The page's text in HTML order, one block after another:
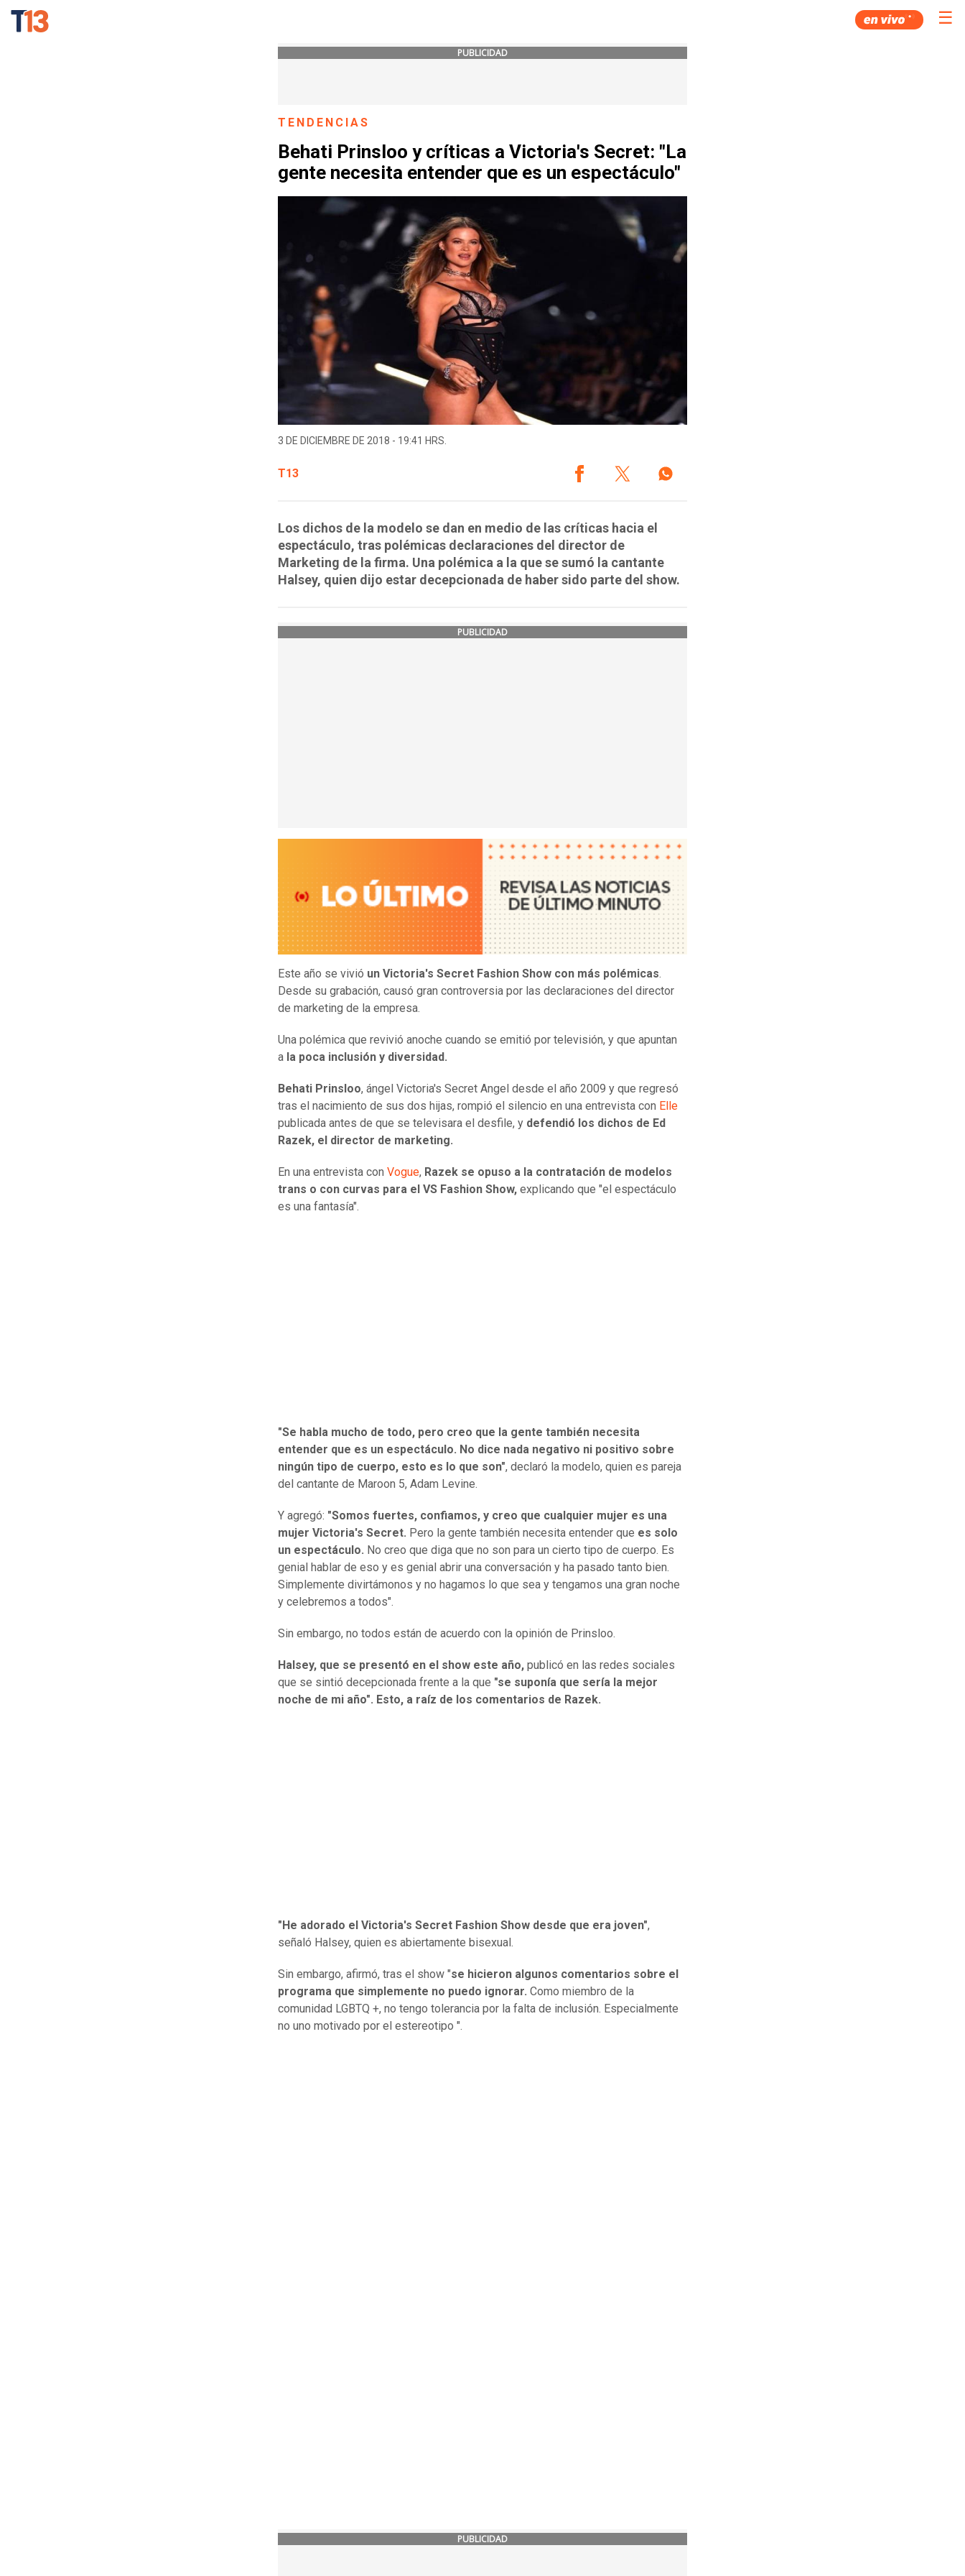
☰
PUBLICIDAD
TENDENCIAS
Behati Prinsloo y críticas a Victoria's Secret: "La
gente necesita entender que es un espectáculo"
3 DE DICIEMBRE DE 2018 - 19:41 HRS.
T13
Los dichos de la modelo se dan en medio de las críticas hacia el
espectáculo, tras polémicas declaraciones del director de
Marketing de la firma. Una polémica a la que se sumó la cantante
Halsey, quien dijo estar decepcionada de haber sido parte del show.
PUBLICIDAD
Este año se vivió un Victoria's Secret Fashion Show con más polémicas.
Desde su grabación, causó gran controversia por las declaraciones del director
de marketing de la empresa.
Una polémica que revivió anoche cuando se emitió por televisión, y que apuntan
a la poca inclusión y diversidad.
Behati Prinsloo, ángel Victoria's Secret Angel desde el año 2009 y que regresó
tras el nacimiento de sus dos hijas, rompió el silencio en una entrevista con Elle
publicada antes de que se televisara el desfile, y defendió los dichos de Ed
Razek, el director de marketing.
En una entrevista con Vogue, Razek se opuso a la contratación de modelos
trans o con curvas para el VS Fashion Show, explicando que "el espectáculo
es una fantasía".
"Se habla mucho de todo, pero creo que la gente también necesita
entender que es un espectáculo. No dice nada negativo ni positivo sobre
ningún tipo de cuerpo, esto es lo que son", declaró la modelo, quien es pareja
del cantante de Maroon 5, Adam Levine.
Y agregó: "Somos fuertes, confiamos, y creo que cualquier mujer es una
mujer Victoria's Secret. Pero la gente también necesita entender que es solo
un espectáculo. No creo que diga que no son para un cierto tipo de cuerpo. Es
genial hablar de eso y es genial abrir una conversación y ha pasado tanto bien.
Simplemente divirtámonos y no hagamos lo que sea y tengamos una gran noche
y celebremos a todos".
Sin embargo, no todos están de acuerdo con la opinión de Prinsloo.
Halsey, que se presentó en el show este año, publicó en las redes sociales
que se sintió decepcionada frente a la que "se suponía que sería la mejor
noche de mi año". Esto, a raíz de los comentarios de Razek.
"He adorado el Victoria's Secret Fashion Show desde que era joven",
señaló Halsey, quien es abiertamente bisexual.
Sin embargo, afirmó, tras el show "se hicieron algunos comentarios sobre el
programa que simplemente no puedo ignorar. Como miembro de la
comunidad LGBTQ +, no tengo tolerancia por la falta de inclusión. Especialmente
no uno motivado por el estereotipo ".
PUBLICIDAD